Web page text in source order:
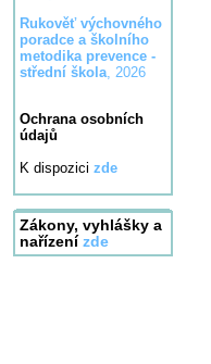
Rukověť výchovného
poradce a školního
metodika prevence -
střední škola, 2026
Ochrana osobních
údajů
K dispozici zde
Zákony, vyhlášky a
nařízení zde